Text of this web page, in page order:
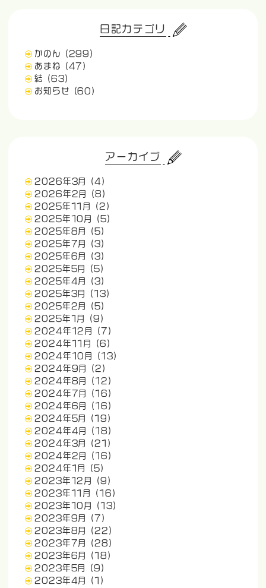
日記カテゴリ
かのん
(299)
あまね
(47)
結
(63)
お知らせ
(60)
アーカイブ
2026年3月
(4)
2026年2月
(8)
2025年11月
(2)
2025年10月
(5)
2025年8月
(5)
2025年7月
(3)
2025年6月
(3)
2025年5月
(5)
2025年4月
(3)
2025年3月
(13)
2025年2月
(5)
2025年1月
(9)
2024年12月
(7)
2024年11月
(6)
2024年10月
(13)
2024年9月
(2)
2024年8月
(12)
2024年7月
(16)
2024年6月
(16)
2024年5月
(19)
2024年4月
(18)
2024年3月
(21)
2024年2月
(16)
2024年1月
(5)
2023年12月
(9)
2023年11月
(16)
2023年10月
(13)
2023年9月
(7)
2023年8月
(22)
2023年7月
(28)
2023年6月
(18)
2023年5月
(9)
2023年4月
(1)